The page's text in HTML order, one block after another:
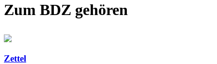
Zum BDZ gehören
Zettel